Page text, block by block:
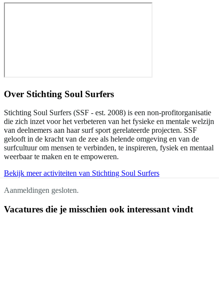
Over Stichting Soul Surfers
Stichting Soul Surfers (SSF - est. 2008) is een non-profitorganisatie
die zich inzet voor het verbeteren van het fysieke en mentale welzijn
van deelnemers aan haar surf sport gerelateerde projecten. SSF
gelooft in de kracht van de zee als helende omgeving en van de
surfcultuur om mensen te verbinden, te inspireren, fysiek en mentaal
weerbaar te maken en te empoweren.
Bekijk meer activiteiten van Stichting Soul Surfers
Aanmeldingen gesloten.
Vacatures die je misschien ook interessant vindt